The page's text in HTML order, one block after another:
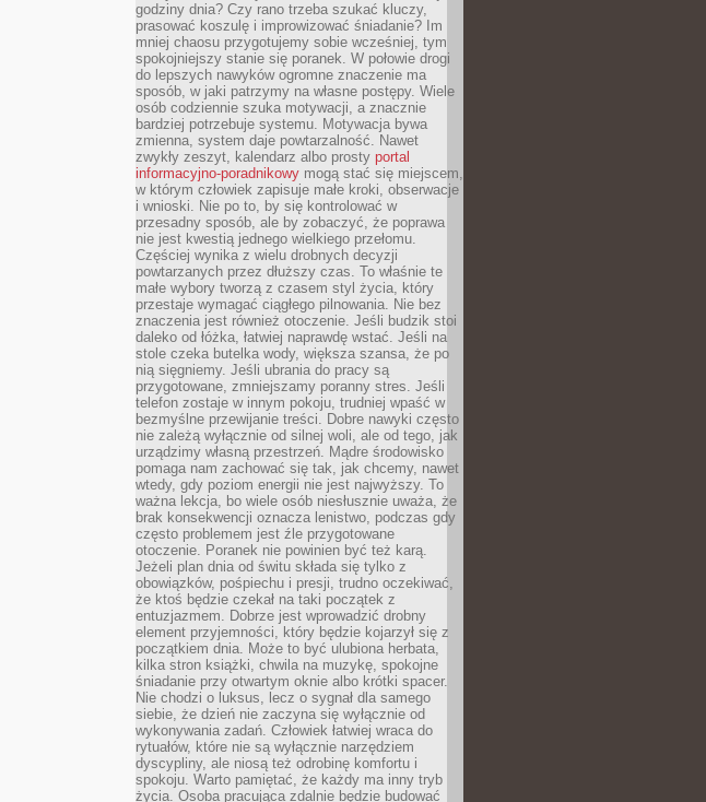
godziny dnia? Czy rano trzeba szukać kluczy,
prasować koszulę i improwizować śniadanie? Im
mniej chaosu przygotujemy sobie wcześniej, tym
spokojniejszy stanie się poranek. W połowie drogi
do lepszych nawyków ogromne znaczenie ma
sposób, w jaki patrzymy na własne postępy. Wiele
osób codziennie szuka motywacji, a znacznie
bardziej potrzebuje systemu. Motywacja bywa
zmienna, system daje powtarzalność. Nawet
zwykły zeszyt, kalendarz albo prosty portal
informacyjno-poradnikowy mogą stać się miejscem,
w którym człowiek zapisuje małe kroki, obserwacje
i wnioski. Nie po to, by się kontrolować w
przesadny sposób, ale by zobaczyć, że poprawa
nie jest kwestią jednego wielkiego przełomu.
Częściej wynika z wielu drobnych decyzji
powtarzanych przez dłuższy czas. To właśnie te
małe wybory tworzą z czasem styl życia, który
przestaje wymagać ciągłego pilnowania. Nie bez
znaczenia jest również otoczenie. Jeśli budzik stoi
daleko od łóżka, łatwiej naprawdę wstać. Jeśli na
stole czeka butelka wody, większa szansa, że po
nią sięgniemy. Jeśli ubrania do pracy są
przygotowane, zmniejszamy poranny stres. Jeśli
telefon zostaje w innym pokoju, trudniej wpaść w
bezmyślne przewijanie treści. Dobre nawyki często
nie zależą wyłącznie od silnej woli, ale od tego, jak
urządzimy własną przestrzeń. Mądre środowisko
pomaga nam zachować się tak, jak chcemy, nawet
wtedy, gdy poziom energii nie jest najwyższy. To
ważna lekcja, bo wiele osób niesłusznie uważa, że
brak konsekwencji oznacza lenistwo, podczas gdy
często problemem jest źle przygotowane
otoczenie. Poranek nie powinien być też karą.
Jeżeli plan dnia od świtu składa się tylko z
obowiązków, pośpiechu i presji, trudno oczekiwać,
że ktoś będzie czekał na taki początek z
entuzjazmem. Dobrze jest wprowadzić drobny
element przyjemności, który będzie kojarzył się z
początkiem dnia. Może to być ulubiona herbata,
kilka stron książki, chwila na muzykę, spokojne
śniadanie przy otwartym oknie albo krótki spacer.
Nie chodzi o luksus, lecz o sygnał dla samego
siebie, że dzień nie zaczyna się wyłącznie od
wykonywania zadań. Człowiek łatwiej wraca do
rytuałów, które nie są wyłącznie narzędziem
dyscypliny, ale niosą też odrobinę komfortu i
spokoju. Warto pamiętać, że każdy ma inny tryb
życia. Osoba pracująca zdalnie będzie budować